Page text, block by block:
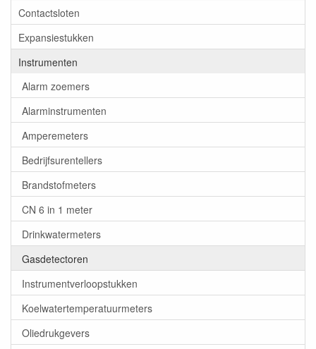
Contactsloten
Expansiestukken
Instrumenten
Alarm zoemers
Alarminstrumenten
Amperemeters
Bedrijfsurentellers
Brandstofmeters
CN 6 in 1 meter
Drinkwatermeters
Gasdetectoren
Instrumentverloopstukken
Koelwatertemperatuurmeters
Oliedrukgevers